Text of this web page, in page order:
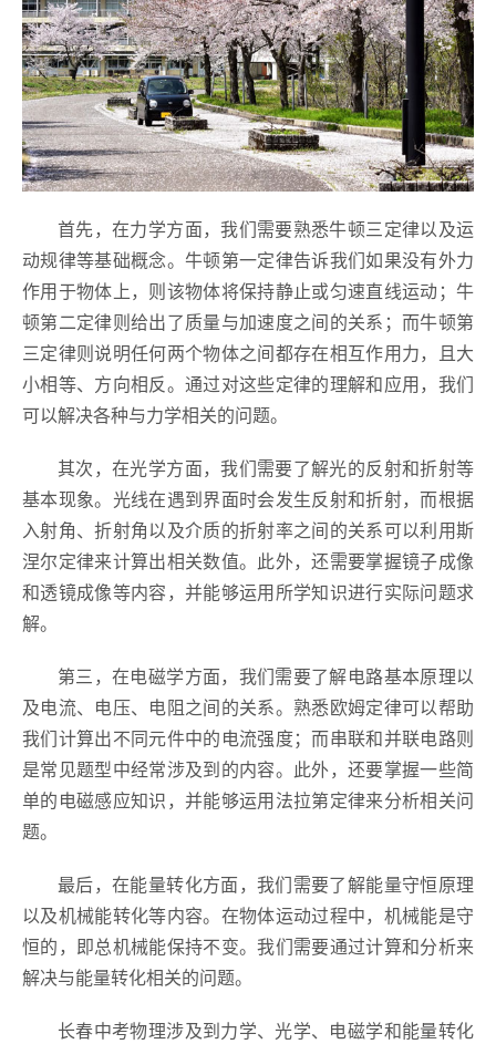
首先，在力学方面，我们需要熟悉牛顿三定律以及运
动规律等基础概念。牛顿第一定律告诉我们如果没有外力
作用于物体上，则该物体将保持静止或匀速直线运动；牛
顿第二定律则给出了质量与加速度之间的关系；而牛顿第
三定律则说明任何两个物体之间都存在相互作用力，且大
小相等、方向相反。通过对这些定律的理解和应用，我们
可以解决各种与力学相关的问题。
其次，在光学方面，我们需要了解光的反射和折射等
基本现象。光线在遇到界面时会发生反射和折射，而根据
入射角、折射角以及介质的折射率之间的关系可以利用斯
涅尔定律来计算出相关数值。此外，还需要掌握镜子成像
和透镜成像等内容，并能够运用所学知识进行实际问题求
解。
第三，在电磁学方面，我们需要了解电路基本原理以
及电流、电压、电阻之间的关系。熟悉欧姆定律可以帮助
我们计算出不同元件中的电流强度；而串联和并联电路则
是常见题型中经常涉及到的内容。此外，还要掌握一些简
单的电磁感应知识，并能够运用法拉第定律来分析相关问
题。
最后，在能量转化方面，我们需要了解能量守恒原理
以及机械能转化等内容。在物体运动过程中，机械能是守
恒的，即总机械能保持不变。我们需要通过计算和分析来
解决与能量转化相关的问题。
长春中考物理涉及到力学、光学、电磁学和能量转化